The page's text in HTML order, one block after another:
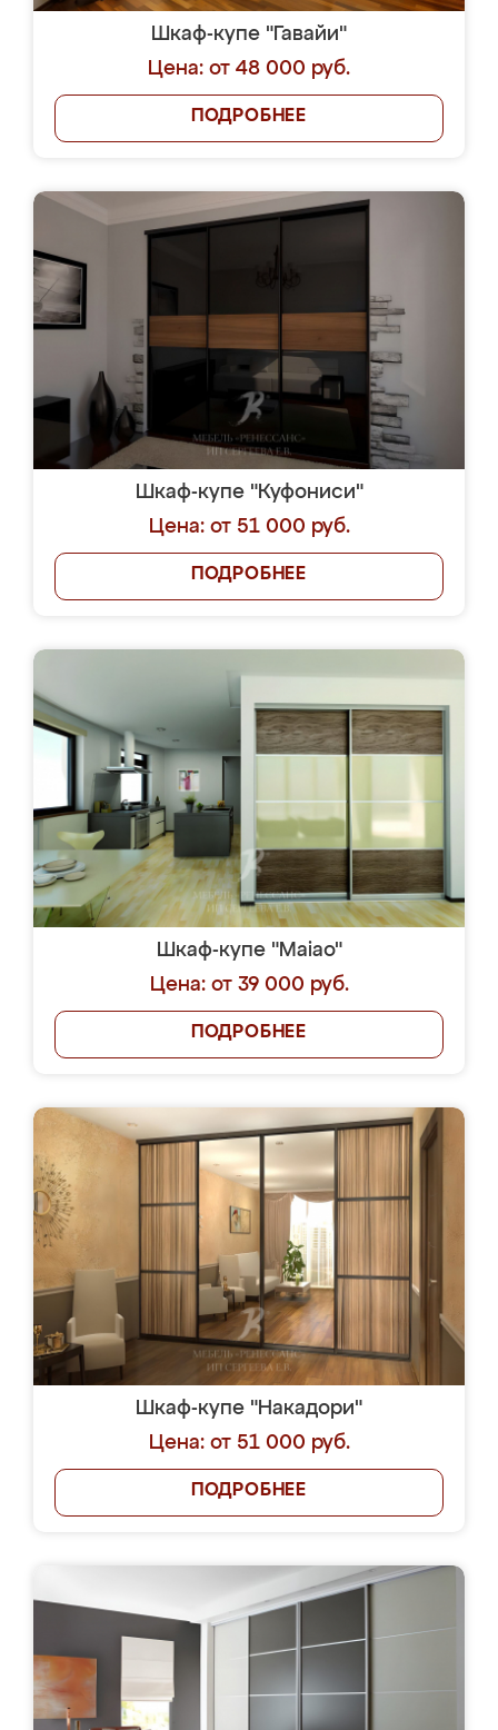
Шкаф-купе "Гавайи"
Цена: от 48 000 руб.
ПОДРОБНЕЕ
Шкаф-купе "Куфониси"
Цена: от 51 000 руб.
ПОДРОБНЕЕ
Шкаф-купе "Maiao"
Цена: от 39 000 руб.
ПОДРОБНЕЕ
Шкаф-купе "Накадори"
Цена: от 51 000 руб.
ПОДРОБНЕЕ